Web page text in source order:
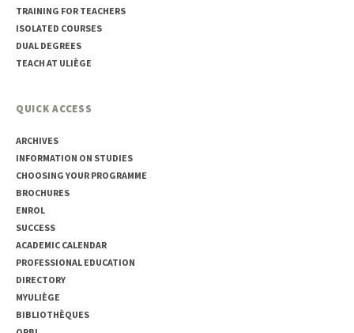
TRAINING FOR TEACHERS
ISOLATED COURSES
DUAL DEGREES
TEACH AT ULIÈGE
QUICK ACCESS
ARCHIVES
INFORMATION ON STUDIES
CHOOSING YOUR PROGRAMME
BROCHURES
ENROL
SUCCESS
ACADEMIC CALENDAR
PROFESSIONAL EDUCATION
DIRECTORY
MYULIÈGE
BIBLIOTHÈQUES